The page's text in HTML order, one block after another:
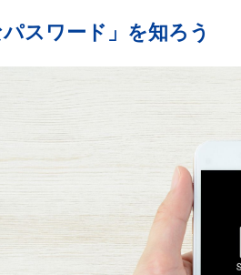
スワード」を知ろう